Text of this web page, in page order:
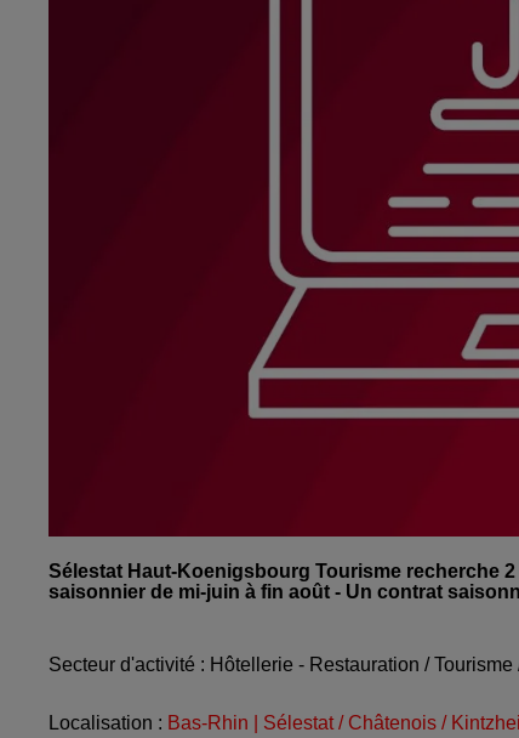
Sélestat Haut-Koenigsbourg Tourisme recherche
saisonnier de mi-juin à fin août - Un contrat
Secteur d'activité : Hôtellerie - Restauration / Tourisme
Localisation : Bas-Rhin | Sélestat / Châtenois /